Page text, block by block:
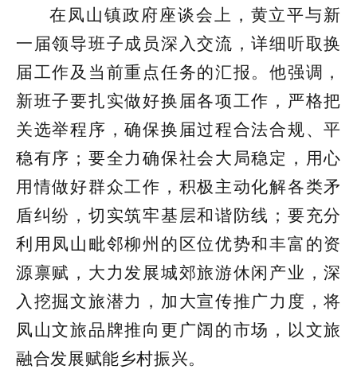
在凤山镇政府座谈会上，黄立平与新
一届领导班子成员深入交流，详细听取换
届工作及当前重点任务的汇报。他强调，
新班子要扎实做好换届各项工作，严格把
关选举程序，确保换届过程合法合规、平
稳有序；要全力确保社会大局稳定，用心
用情做好群众工作，积极主动化解各类矛
盾纠纷，切实筑牢基层和谐防线；要充分
利用凤山毗邻柳州的区位优势和丰富的资
源禀赋，大力发展城郊旅游休闲产业，深
入挖掘文旅潜力，加大宣传推广力度，将
凤山文旅品牌推向更广阔的市场，以文旅
融合发展赋能乡村振兴。